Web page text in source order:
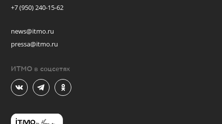
+7 (950) 240-15-62
news@itmo.ru
pressa@itmo.ru
ИТМО в соцсетях